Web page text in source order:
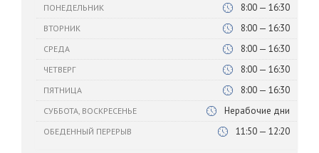
ПОНЕДЕЛЬНИК 8:00 — 16:30
ВТОРНИК 8:00 — 16:30
СРЕДА 8:00 — 16:30
ЧЕТВЕРГ 8:00 — 16:30
ПЯТНИЦА 8:00 — 16:30
СУББОТА, ВОСКРЕСЕНЬЕ Нерабочие дни
ОБЕДЕННЫЙ ПЕРЕРЫВ 11:50 — 12:20